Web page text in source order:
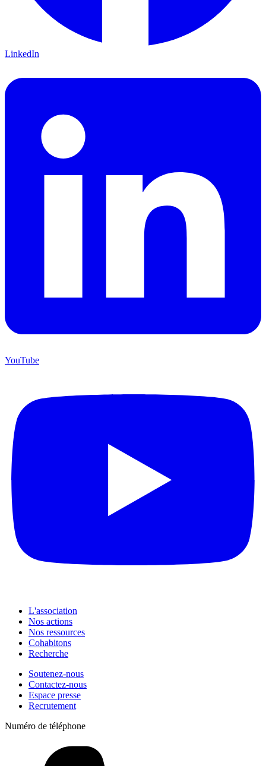
LinkedIn
YouTube
L'association
Nos actions
Nos ressources
Cohabitons
Recherche
Soutenez-nous
Contactez-nous
Espace presse
Recrutement
Numéro de téléphone